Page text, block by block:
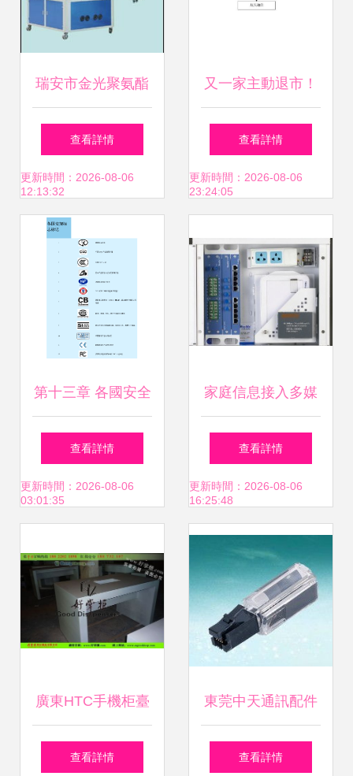
瑞安市金光聚氨酯
設備廠的產品技術
解析與行業應用
查看詳情
更新時間：2026-08-06
12:13:32
又一家主動退市！
*ST航通擬退至“老
三板”，7.6萬股民
查看詳情
更新時間：2026-08-06
23:24:05
第十三章 各國安全
規范與標志說明
（其他通信產品范
查看詳情
更新時間：2026-08-06
03:01:35
家庭信息接入多媒
體箱與多媒體布線
箱工廠價格解析
查看詳情
更新時間：2026-08-06
16:25:48
廣東HTC手機柜臺
現貨供應 打造專屬
查看詳情
東莞中天通訊配件
制品 其他布線產品
查看詳情